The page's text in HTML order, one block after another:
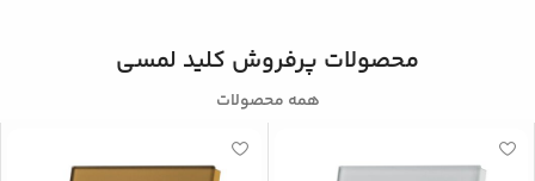
محصولات پرفروش کلید لمسی
همه محصولات